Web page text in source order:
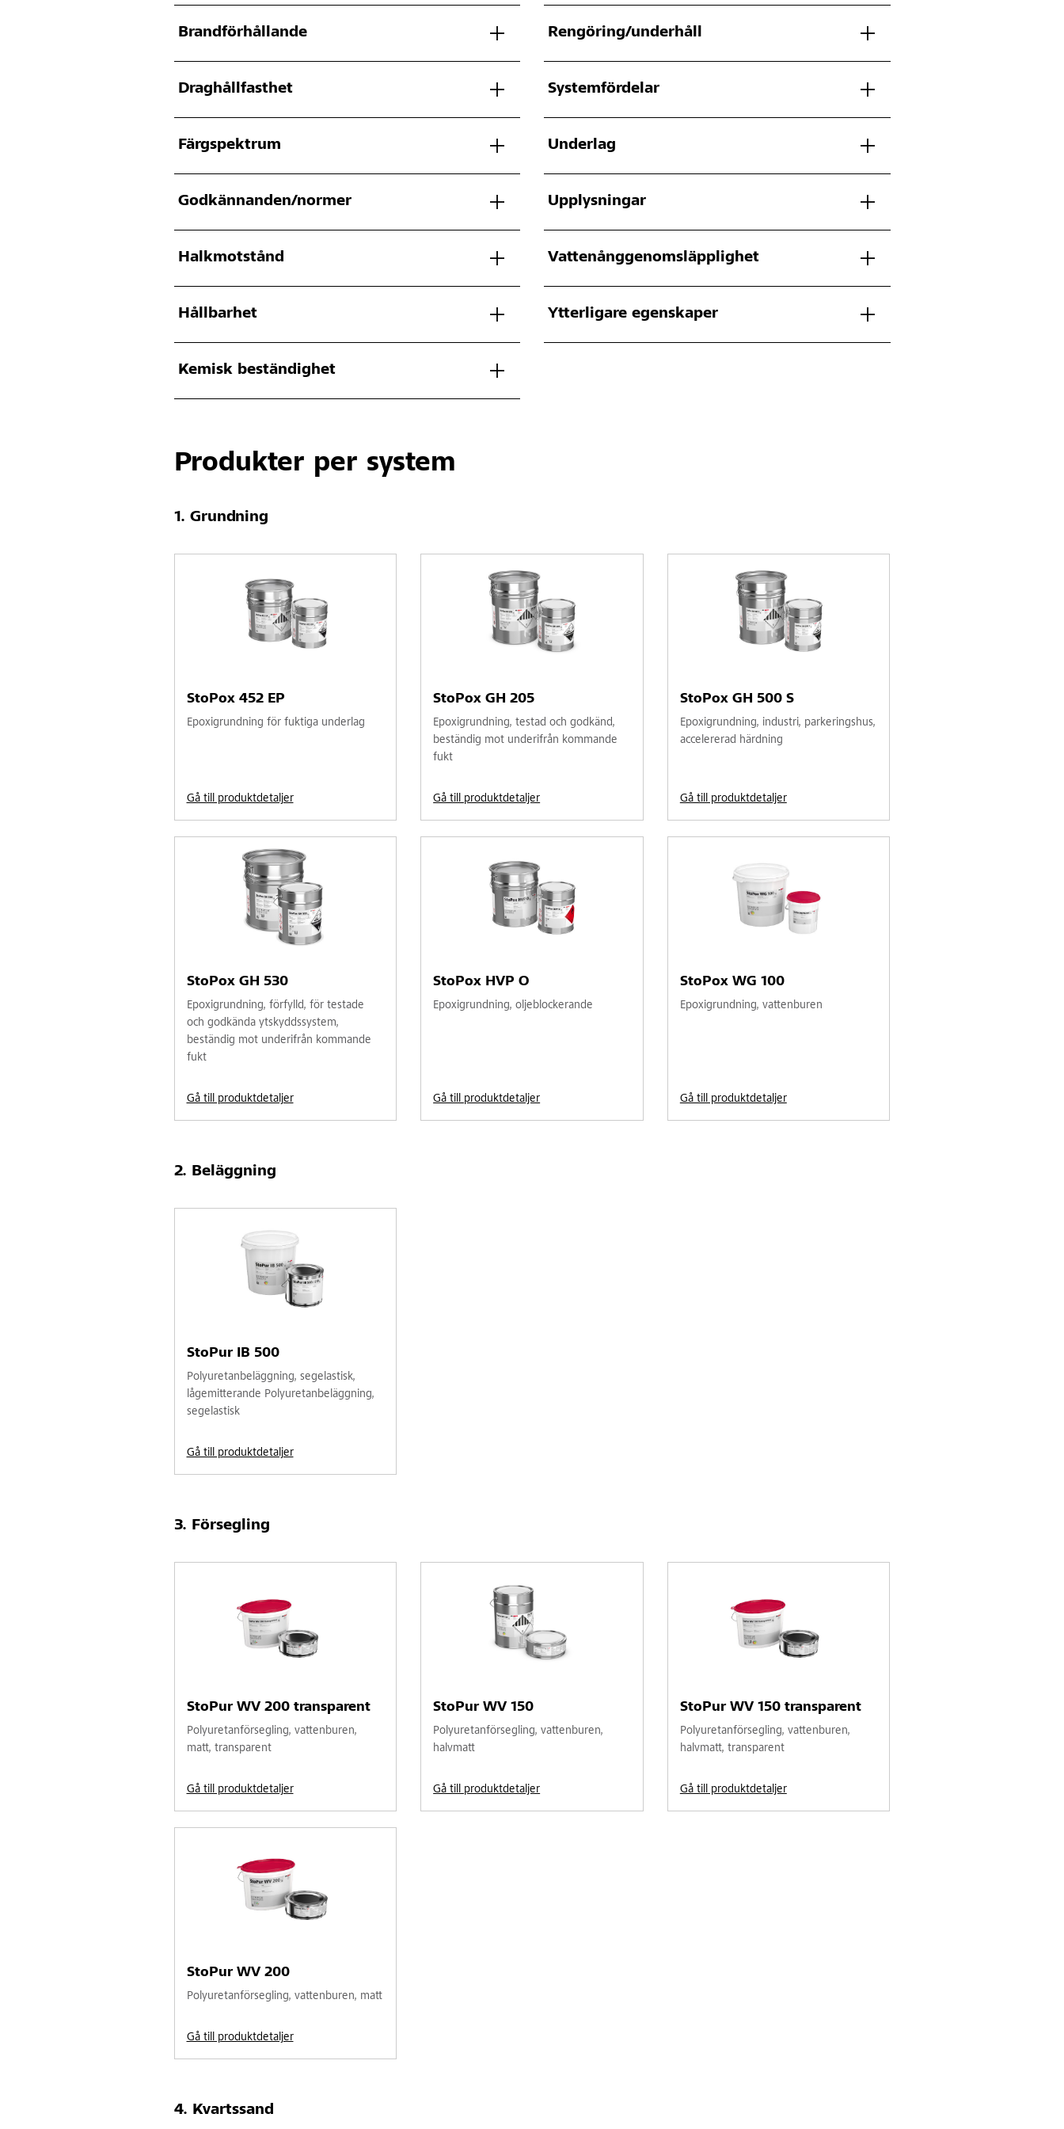
Brandförhållande
Draghållfasthet
Färgspektrum
Godkännanden/normer
Halkmotstånd
Hållbarhet
Kemisk beständighet
Rengöring/underhåll
Systemfördelar
Underlag
Upplysningar
Vattenånggenomsläpplighet
Ytterligare egenskaper
Produkter per system
Grundning
StoPox 452 EP
Epoxigrundning för fuktiga underlag
Gå till produktdetaljer
StoPox GH 205
Epoxigrundning, testad och godkänd,
beständig mot underifrån kommande
fukt
Gå till produktdetaljer
StoPox GH 500 S
Epoxigrundning, industri, parkeringshus,
accelererad härdning
Gå till produktdetaljer
StoPox GH 530
Epoxigrundning, förfylld, för testade
och godkända ytskyddssystem,
beständig mot underifrån kommande
fukt
Gå till produktdetaljer
StoPox HVP O
Epoxigrundning, oljeblockerande
Gå till produktdetaljer
StoPox WG 100
Epoxigrundning, vattenburen
Gå till produktdetaljer
Beläggning
StoPur IB 500
Polyuretanbeläggning, segelastisk,
lågemitterande Polyuretanbeläggning,
segelastisk
Gå till produktdetaljer
Försegling
StoPur WV 200 transparent
Polyuretanförsegling, vattenburen,
matt, transparent
Gå till produktdetaljer
StoPur WV 150
Polyuretanförsegling, vattenburen,
halvmatt
Gå till produktdetaljer
StoPur WV 150 transparent
Polyuretanförsegling, vattenburen,
halvmatt, transparent
Gå till produktdetaljer
StoPur WV 200
Polyuretanförsegling, vattenburen, matt
Gå till produktdetaljer
Kvartssand